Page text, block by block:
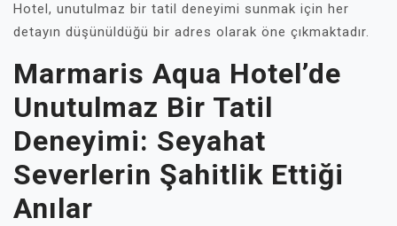
Hotel, unutulmaz bir tatil deneyimi sunmak için her
detayın düşünüldüğü bir adres olarak öne çıkmaktadır.
Marmaris Aqua Hotel’de
Unutulmaz Bir Tatil
Deneyimi: Seyahat
Severlerin Şahitlik Ettiği
Anılar